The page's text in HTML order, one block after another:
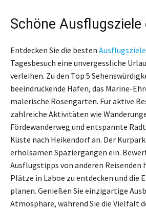
Schöne Ausflugsziele
Entdecken Sie die besten Ausflugsziele
Tagesbesuch eine unvergessliche
verleihen. Zu den Top 5
beeindruckende Hafen, das Marine-
malerische Rosengarten. Für aktive
zahlreiche Aktivitäten wie
Fördewanderweg und entspannte
Küste nach Heikendorf an. Der
erholsamen Spaziergängen ein.
Ausflugstipps von anderen Reisenden
Plätze in Laboe zu entdecken und die
planen. Genießen Sie einzigartige
Atmosphäre, während Sie die Vielfalt